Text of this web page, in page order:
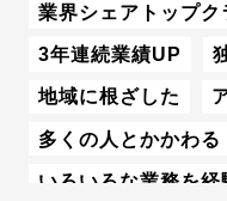
業界シェアトップク
3年連続業績UP
地域に根ざした
多くの人とかかわる
いろいろな業務を経